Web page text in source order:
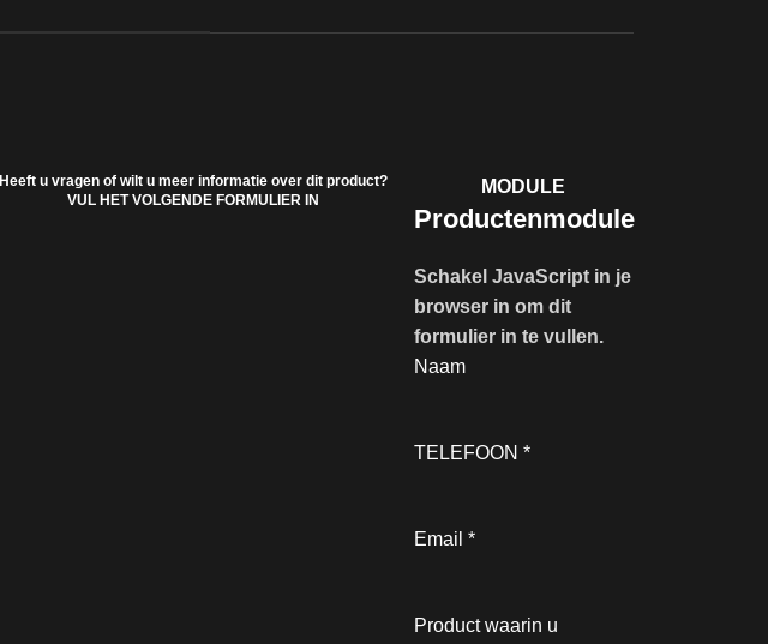
Heeft u vragen of wilt u meer informatie over dit product?
VUL HET VOLGENDE FORMULIER IN
MODULE
Productenmodule
Schakel JavaScript in je
browser in om dit
formulier in te vullen.
Naam
TELEFOON *
Email *
Product waarin u